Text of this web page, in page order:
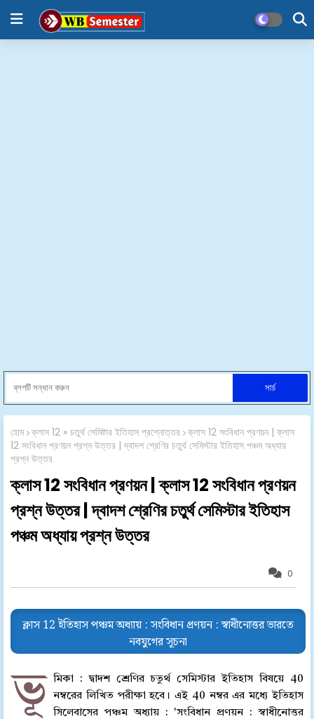
হোম ক্লাস 12 » চতুর্থ সেমিষ্টার ইতিহাস প্রশ্নোত্তর ক্লাস 12 সংবিধান প্রণয়ন | ক্লাস
12 সংবিধান প্রণয়ন প্রশ্ন উত্তর | দ্বাদশ শ্রেণির চতুর্থ সেমিস্টার ইতিহাস পঞ্চম অধ্যায়
প্রশ্ন উত্তর
ক্লাস 12 সংবিধান প্রণয়ন | ক্লাস 12 সংবিধান প্রণয়ন
প্রশ্ন উত্তর | দ্বাদশ শ্রেণির চতুর্থ সেমিস্টার ইতিহাস
পঞ্চম অধ্যায় প্রশ্ন উত্তর
0
ক্লাস 12 ইতিহাস পঞ্চম অধ্যায় : সংবিধান প্রণয়ন : স্বাধীনোত্তর ভারতে
নবযুগের সূচনা
ভূ মিকা : দ্বাদশ শ্রেণির চতুর্থ সেমিস্টার ইতিহাস বিষয়ে 40
নম্বরের লিখিত পরীক্ষা হবে। এই 40 নম্বর এর মধ্যে ইতিহাস
সিলেবাসের পঞ্চম অধ্যায় : 'সংবিধান প্রণয়ন : স্বাধীনোত্তর